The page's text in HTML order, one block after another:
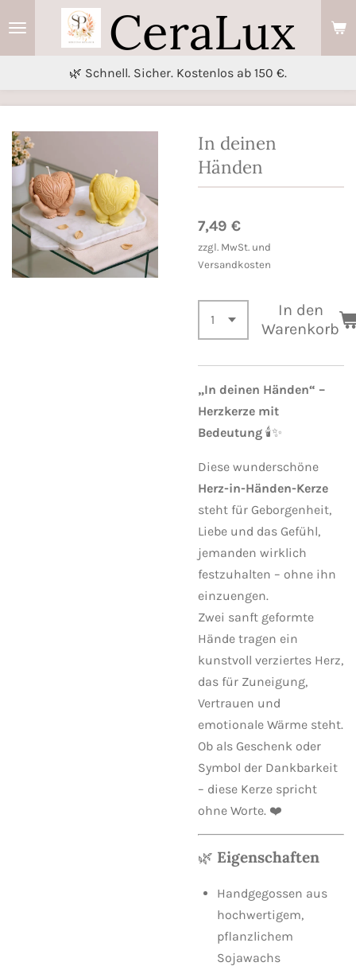
Hauptinhalt
CeraLux
🌿 Schnell. Sicher. Kostenlos ab 150 €.
In deinen
Händen
7,49 €
zzgl. MwSt. und
Versandkosten
In den
Warenkorb
„In deinen Händen“ –
Herzkerze mit
Bedeutung 🕯️✨
Diese wunderschöne
Herz-in-Händen-Kerze
steht für Geborgenheit,
Liebe und das Gefühl,
jemanden wirklich
festzuhalten – ohne ihn
einzuengen.
Zwei sanft geformte
Hände tragen ein
kunstvoll verziertes Herz,
das für Zuneigung,
Vertrauen und
emotionale Wärme steht.
Ob als Geschenk oder
Symbol der Dankbarkeit
– diese Kerze spricht
ohne Worte. ❤️
🌿 Eigenschaften
Handgegossen aus
hochwertigem,
pflanzlichem
Sojawachs